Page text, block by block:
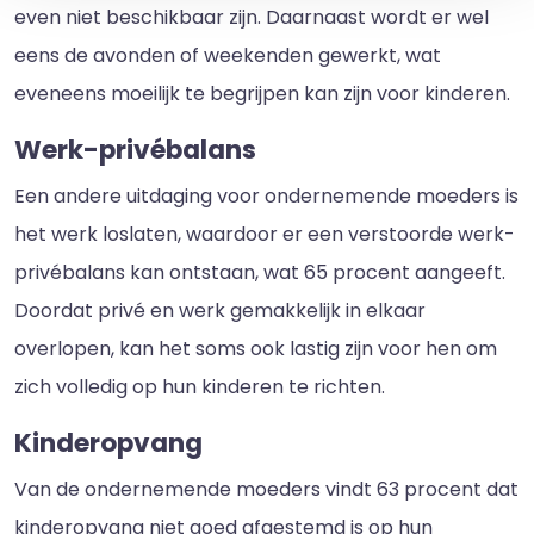
even niet beschikbaar zijn. Daarnaast wordt er wel
eens de avonden of weekenden gewerkt, wat
eveneens moeilijk te begrijpen kan zijn voor kinderen.
Werk-privébalans
Een andere uitdaging voor ondernemende moeders is
het werk loslaten, waardoor er een verstoorde werk-
privébalans kan ontstaan, wat 65 procent aangeeft.
Doordat privé en werk gemakkelijk in elkaar
overlopen, kan het soms ook lastig zijn voor hen om
zich volledig op hun kinderen te richten.
Kinderopvang
Van de ondernemende moeders vindt 63 procent dat
kinderopvang niet goed afgestemd is op hun